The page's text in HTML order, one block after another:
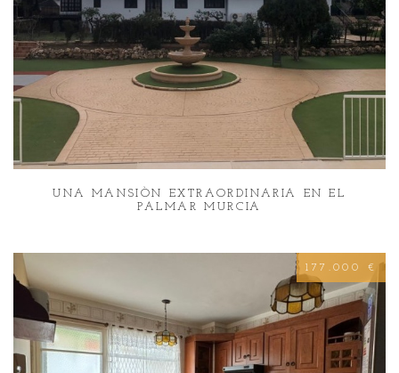
UNA MANSIÒN EXTRAORDINARIA EN EL
PALMAR MURCIA
177.000 €